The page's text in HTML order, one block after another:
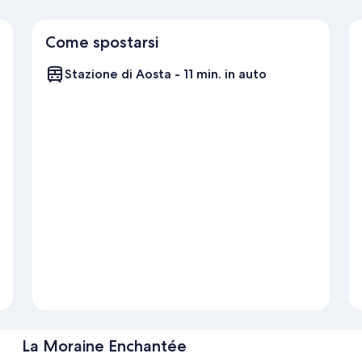
Come spostarsi
Stazione di Aosta - 11 min. in auto
La Moraine Enchantée